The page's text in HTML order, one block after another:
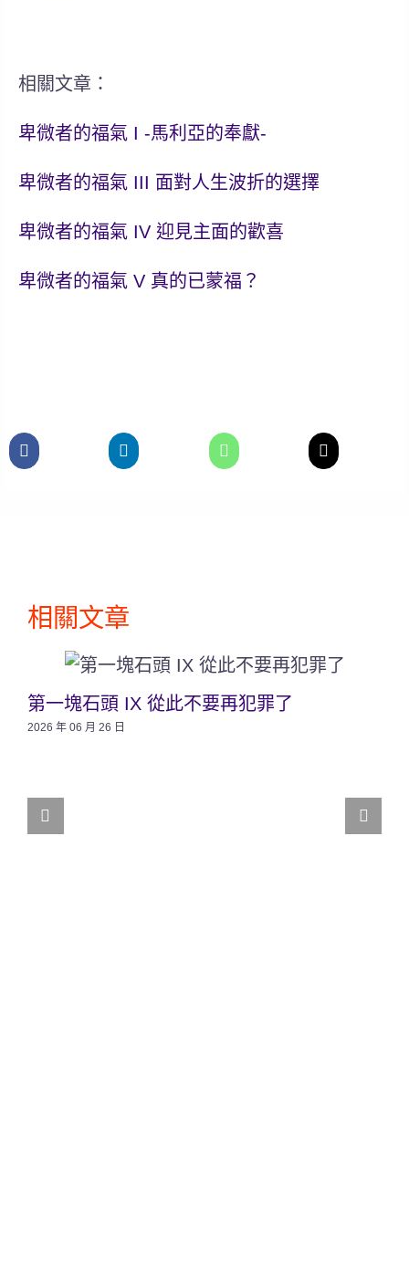
相關文章：
卑微者的福氣 I -馬利亞的奉獻-
卑微者的福氣 III 面對人生波折的選擇
卑微者的福氣 IV 迎見主面的歡喜
卑微者的福氣 V 真的已蒙福？
相關文章
第一塊石頭 IX 從此不要再犯罪了
2026 年 06 月 26 日